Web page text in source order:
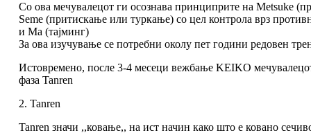
Со ова мечувалецот ги осознава принциприте на Metsuke
Seme (притискање или туркање) со цел контрола врз
и Ma (тајминг)
За ова изучување се потребни околу пет години редовен
Истовремено, после 3-4 месеци вежбање KEIKO
фаза Tanren
2. Tanren
Tanren значи ,,ковање,, на ист начин како што е ковано